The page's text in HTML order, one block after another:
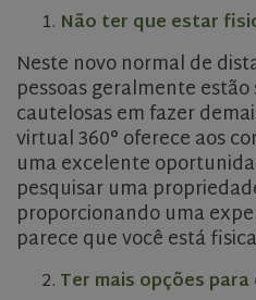
Não ter que estar
Neste novo normal de
pessoas geralmente
cautelosas em fazer
virtual 360° oferece aos
uma excelente
pesquisar uma
proporcionando uma
parece que você está
Ter mais opções